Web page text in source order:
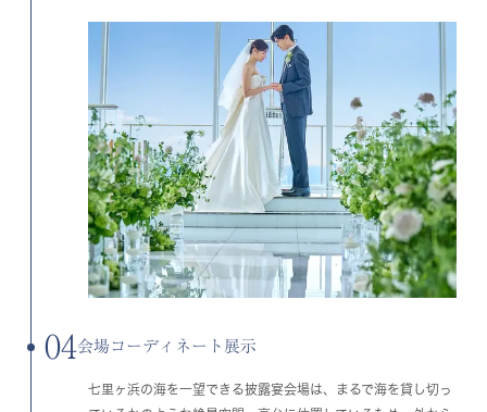
04会場コーディネート展示
七里ヶ浜の海を一望できる披露宴会場は、まるで海を貸し切っ